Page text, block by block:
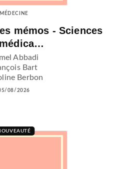
MÉDECINE
mémos - Sciences
Abbadi
Bart
Berbon
08/2026